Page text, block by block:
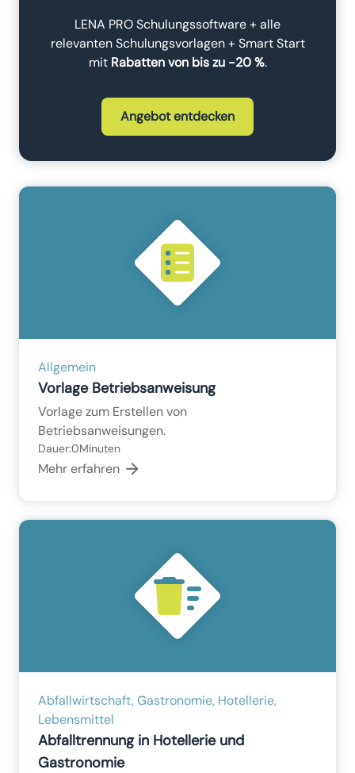
LENA PRO Schulungssoftware + alle
relevanten Schulungsvorlagen + Smart Start
mit Rabatten von bis zu -20 %.
Angebot entdecken
Allgemein
Vorlage Betriebsanweisung
Vorlage zum Erstellen von
Betriebsanweisungen.
Dauer:0Minuten
Mehr erfahren
Abfallwirtschaft, Gastronomie, Hotellerie,
Lebensmittel
Abfalltrennung in Hotellerie und
Gastronomie